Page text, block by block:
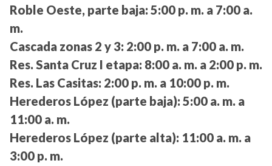
Roble Oeste, parte baja: 5:00 p. m. a 7:00 a.
m.
Cascada zonas 2 y 3: 2:00 p. m. a 7:00 a. m.
Res. Santa Cruz I etapa: 8:00 a. m. a 2:00 p. m.
Res. Las Casitas: 2:00 p. m. a 10:00 p. m.
Herederos López (parte baja): 5:00 a. m. a
11:00 a. m.
Herederos López (parte alta): 11:00 a. m. a
3:00 p. m.